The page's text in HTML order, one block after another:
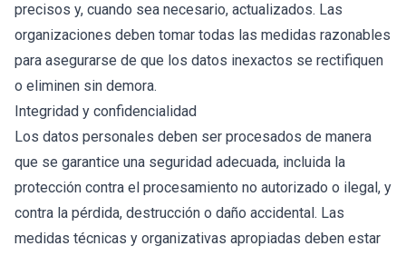
precisos y, cuando sea necesario, actualizados. Las
organizaciones deben tomar todas las medidas razonables
para asegurarse de que los datos inexactos se rectifiquen
o eliminen sin demora.
Integridad y confidencialidad
Los datos personales deben ser procesados de manera
que se garantice una seguridad adecuada, incluida la
protección contra el procesamiento no autorizado o ilegal, y
contra la pérdida, destrucción o daño accidental. Las
medidas técnicas y organizativas apropiadas deben estar